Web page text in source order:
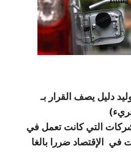
دليل يصف القرار بـ
التي كانت تعمل في
في الإقتصاد ضررا بالغا